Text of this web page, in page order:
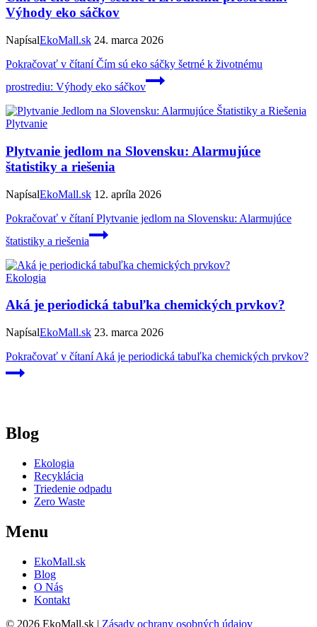
Výhody eko sáčkov
NapísalEkoMall.sk 24. marca 2026
Pokračovať v čítaníČím sú eko sáčky šetrné k životnému
prostrediu: Výhody eko sáčkov
Plytvanie
Plytvanie jedlom na Slovensku: Alarmujúce
štatistiky a riešenia
NapísalEkoMall.sk 12. apríla 2026
Pokračovať v čítaníPlytvanie jedlom na Slovensku: Alarmujúce
štatistiky a riešenia
Ekologia
Aká je periodická tabuľka chemických prvkov?
NapísalEkoMall.sk 23. marca 2026
Pokračovať v čítaníAká je periodická tabuľka chemických prvkov?
Blog
Ekologia
Recyklácia
Triedenie odpadu
Zero Waste
Menu
EkoMall.sk
Blog
O Nás
Kontakt
© 2026 EkoMall.sk | Zásady ochrany osobných údajov